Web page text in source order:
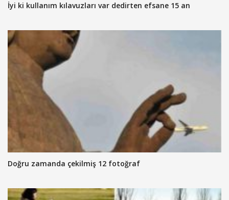
İyi ki kullanım kılavuzları var dedirten efsane 15 an
Doğru zamanda çekilmiş 12 fotoğraf